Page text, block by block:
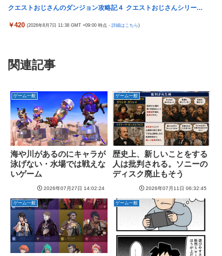
クエストおじさんのダンジョン攻略記４ クエストおじさんシリー...
￥420 (2026年8月7日 11:38 GMT +09:00 時点 - 詳細はこちら)
関連記事
ゲーム一般
海や川があるのにキャラが
泳げない・水場では戦えな
いゲーム
2026年07月27日 14:02:24
ゲーム一般
歴史上、新しいことをする
人は批判される。ソニーの
ディスク廃止もそう
2026年07月11日 06:32:45
ゲーム一般 ゲーム一般